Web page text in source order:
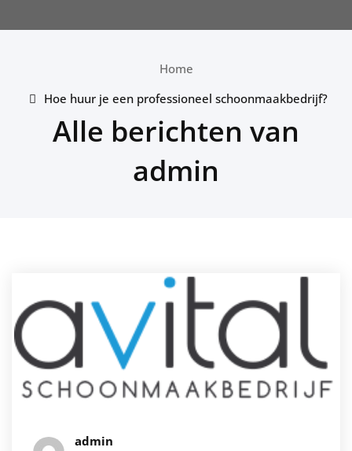
Home
Hoe huur je een professioneel schoonmaakbedrijf?
Alle berichten van
admin
admin